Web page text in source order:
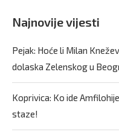
Najnovije vijesti
Pejak: Hoće li Milan
dolaska Zelenskog u
Koprivica: Ko ide
staze!